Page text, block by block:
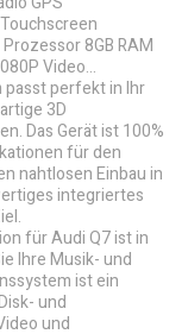
8GB RAM
Video...
passt perfekt in Ihr
3D
Das Gerät ist 100%
für den
nahtlosen Einbau in
integriertes
für Audi Q7 ist in
Ihre Musik- und
ist ein
und
und